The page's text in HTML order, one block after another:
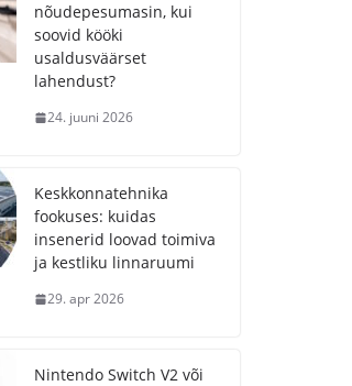
nõudepesumasin, kui
soovid kööki
usaldusväärset
lahendust?
24. juuni 2026
Keskkonnatehnika
fookuses: kuidas
insenerid loovad toimiva
ja kestliku linnaruumi
29. apr 2026
Nintendo Switch V2 või